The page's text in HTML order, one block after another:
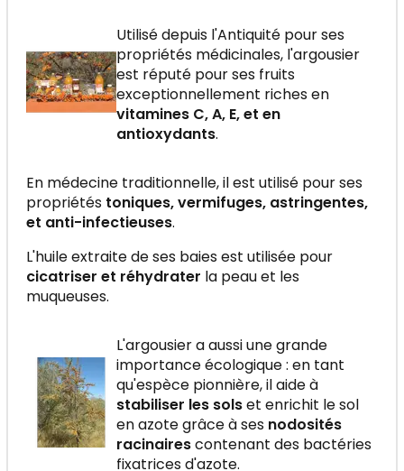
Utilisé depuis l'Antiquité pour ses
propriétés médicinales, l'argousier
est réputé pour ses fruits
exceptionnellement riches en
vitamines C, A, E, et en
antioxydants.
En médecine traditionnelle, il est utilisé pour ses
propriétés toniques, vermifuges, astringentes,
et anti-infectieuses.
L'huile extraite de ses baies est utilisée pour
cicatriser et réhydrater la peau et les
muqueuses.
L'argousier a aussi une grande
importance écologique : en tant
qu'espèce pionnière, il aide à
stabiliser les solset enrichit le sol
en azote grâce à ses nodosités
racinairescontenant des bactéries
fixatrices d'azote.